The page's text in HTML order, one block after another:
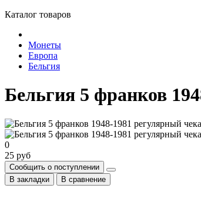
Каталог товаров
Монеты
Европа
Бельгия
Бельгия 5 франков
0
25 руб
Сообщить о поступлении
В закладки
В сравнение